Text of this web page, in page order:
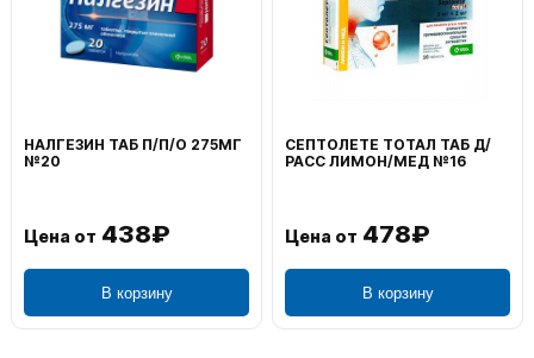
НАЛГЕЗИН ТАБ П/П/О 275МГ
№20
Цена от 438₽
В корзину
СЕПТОЛЕТЕ ТОТАЛ ТАБ Д/
РАСС ЛИМОН/МЕД №16
Цена от 478₽
В корзину